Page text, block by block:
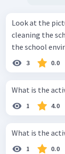
Look at the
cleaning the
the school
3 0.0
What is the
1 4.0
What is the
1 0.0